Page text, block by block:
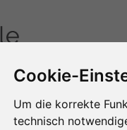
Cookie-
Um die korrekte
technisch
Ranking